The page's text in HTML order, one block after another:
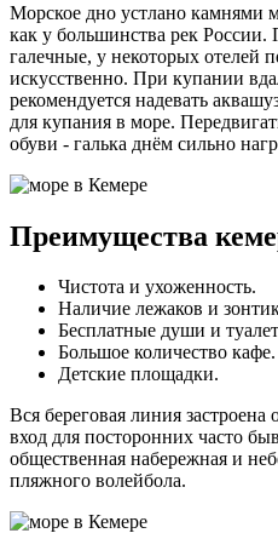
Морское дно устлано камнями
как у большинства рек
галечные, у некоторых отелей
искусственно. При купании
рекомендуется надевать
для купания в море.
обуви - галька днём сильно
Преимущества
Чистота и ухоженность.
Наличие лежаков и
Бесплатные души и
Большое количество кафе.
Детские площадки.
Вся береговая линия
вход для посторонних часто
общественная набережная и
пляжного волейбола.